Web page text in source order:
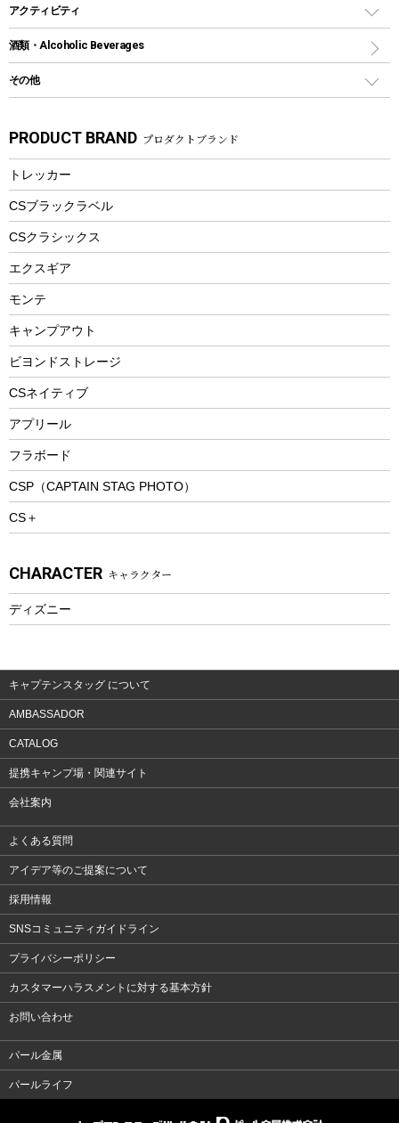
ガイドロープ
ツール
火起こし
バーベキューツール
ナイフ
カトラリー
マグカップ、カップ
ステンレスボトル
フードボトル
トレー
ランチョンマット
ランチボックス
トートバッグ、サコッシュ
ショッピングキャリー
その他アウトドア雑貨
スプレー関係
ツール、他
カヤック
パドル
ヘルメット
エアーポンプ
アクセサリー
折りたたみ自転車
スポーツサイクル
シティサイクル
自転車ウェア
アクティビティ
マリン
ラッシュガード
パラソル
フローティングベスト
ヘルメット
エアーポンプ
ビーチテント
ウィンター
スノーシュー
防寒ウェア
トレッキング
トレッキングアクセサリー
プレイグッズ
ウェルネス
ウェア、タオル
ウェア
酒類・Alcoholic Beverages
その他
湯たんぽ
防災用品
PRODUCT BRAND プロダクトブランド
トレッカー
CSブラックラベル
CSクラシックス
エクスギア
モンテ
キャンプアウト
ビヨンドストレージ
CSネイティブ
アプリール
フラボード
CSP（CAPTAIN STAG PHOTO）
CS＋
CHARACTER キャラクター
ディズニー
キャプテンスタッグ について
AMBASSADOR
CATALOG
提携キャンプ場・関連サイト
会社案内
よくある質問
アイデア等のご提案について
採用情報
SNSコミュニティガイドライン
プライバシーポリシー
カスタマーハラスメントに対する基本方針
お問い合わせ
パール金属
パールライフ